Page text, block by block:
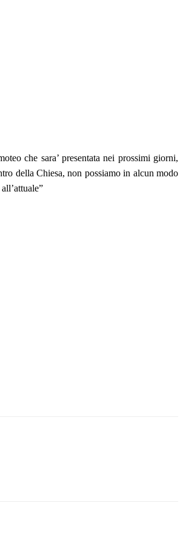
che sara’ presentata nei prossimi giorni,
della Chiesa, non possiamo in alcun modo